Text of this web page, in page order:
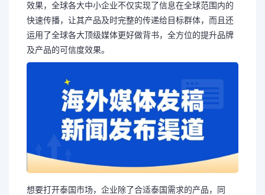
效果，全球各大中小企业不仅实现了信息在全球范围内的
快速传播，让其产品及时完整的传递给目标群体，而且还
运用了全球各大顶级媒体更好做背书，全方位的提升品牌
及产品的可信度效果。
想要打开泰国市场，企业除了合适泰国需求的产品，同